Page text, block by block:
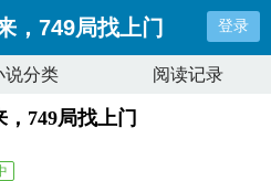
，749局找上门 登录
说分类 阅读记录
749局找上门